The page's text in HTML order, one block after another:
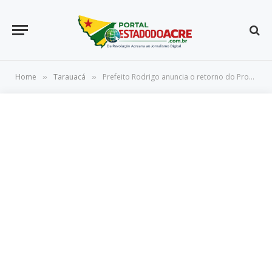
Home » Tarauacá » Prefeito Rodrigo anuncia o retorno do Programa Ilumina Tarauacá, que fez muito sucesso em sua gestão anterior